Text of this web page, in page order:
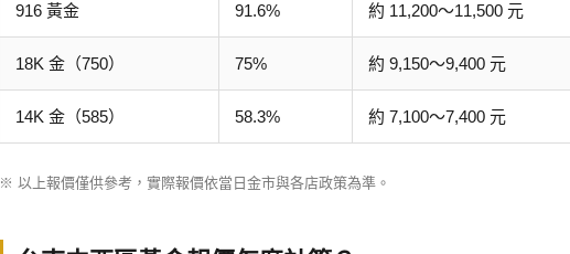
916 黃金 91.6% 約 11,200～11,500 元
18K 金（750） 75% 約 9,150～9,400 元
14K 金（585） 58.3% 約 7,100～7,400 元
※ 以上報價僅供參考，實際報價依當日金市與各店政策為準。